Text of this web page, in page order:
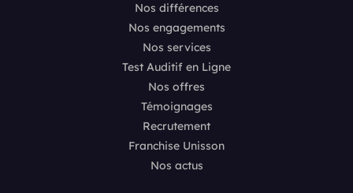
Nos différences
Nos engagements
Nos services
Test Auditif en Ligne
Nos offres
Témoignages
Recrutement
Franchise Unisson
Nos actus